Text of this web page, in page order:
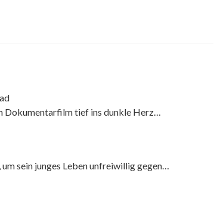
Dokumentarfilm tief ins dunkle Herz…
sein junges Leben unfreiwillig gegen…